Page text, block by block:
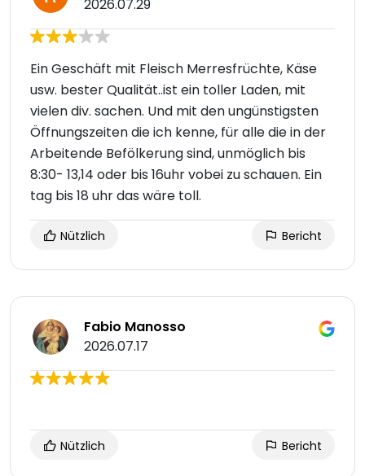
2026.07.29
Ein Geschäft mit Fleisch Merresfrüchte, Käse
usw. bester Qualität..ist ein toller Laden, mit
vielen div. sachen. Und mit den ungünstigsten
Öffnungszeiten die ich kenne, für alle die in der
Arbeitende Befölkerung sind, unmöglich bis
8:30- 13,14 oder bis 16uhr vobei zu schauen. Ein
tag bis 18 uhr das wäre toll.
Nützlich Bericht
Fabio Manosso
2026.07.17
Nützlich Bericht